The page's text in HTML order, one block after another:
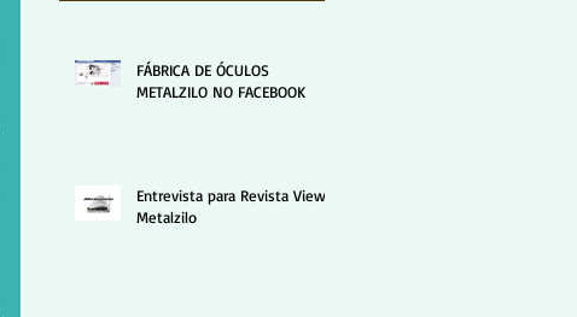
FÁBRICA DE ÓCULOS
METALZILO NO FACEBOOK
Entrevista para Revista View -
Metalzilo